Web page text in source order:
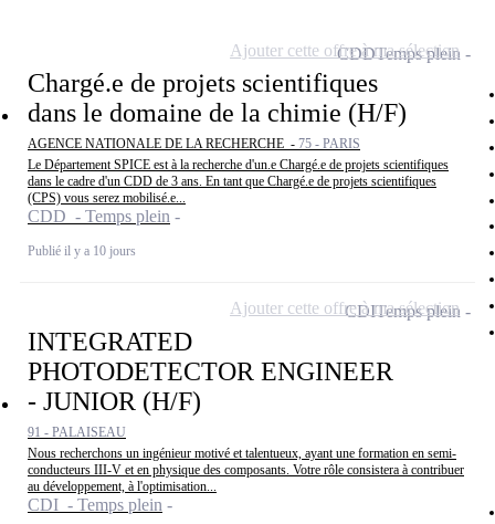
Chargé.e de projets scientifiques
dans le domaine de la chimie (H/F)
AGENCE NATIONALE DE LA RECHERCHE - 75 - PARIS
Le Département SPICE est à la recherche d'un.e Chargé.e de projets scientifiques
dans le cadre d'un CDD de 3 ans. En tant que Chargé.e de projets scientifiques
(CPS) vous serez mobilisé.e...
CDD - Temps plein
Publié il y a 10 jours
CDDTemps plein
Ajouter cette offre à ma sélection
INTEGRATED
PHOTODETECTOR ENGINEER
- JUNIOR (H/F)
91 - PALAISEAU
Nous recherchons un ingénieur motivé et talentueux, ayant une formation en semi-
conducteurs III-V et en physique des composants. Votre rôle consistera à contribuer
au développement, à l'optimisation...
CDI - Temps plein
CDITemps plein
Ajouter cette offre à ma sélection